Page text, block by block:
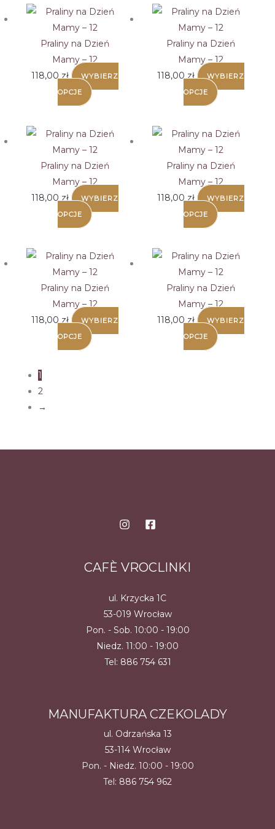
Praliny na Dzień
Mamy – 12
118,00 zł
WYBIERZ
OPCJE
Praliny na Dzień
Mamy – 12
118,00 zł
WYBIERZ
OPCJE
Praliny na Dzień
Mamy – 12
118,00 zł
WYBIERZ
OPCJE
Praliny na Dzień
Mamy – 12
118,00 zł
WYBIERZ
OPCJE
Praliny na Dzień
Mamy – 12
118,00 zł
WYBIERZ
OPCJE
Praliny na Dzień
Mamy – 12
118,00 zł
WYBIERZ
OPCJE
1
2
→
CAFÈ VROCLINKI
ul. Krzycka 1C
53-019 Wrocław
Pon. - Sob. 10:00 - 19:00
Niedz. 11:00 - 19:00
Tel: 886 754 631
MANUFAKTURA CZEKOLADY
ul. Odrzańska 13
53-114 Wrocław
Pon. - Niedz. 10:00 - 19:00
Tel: 886 754 962